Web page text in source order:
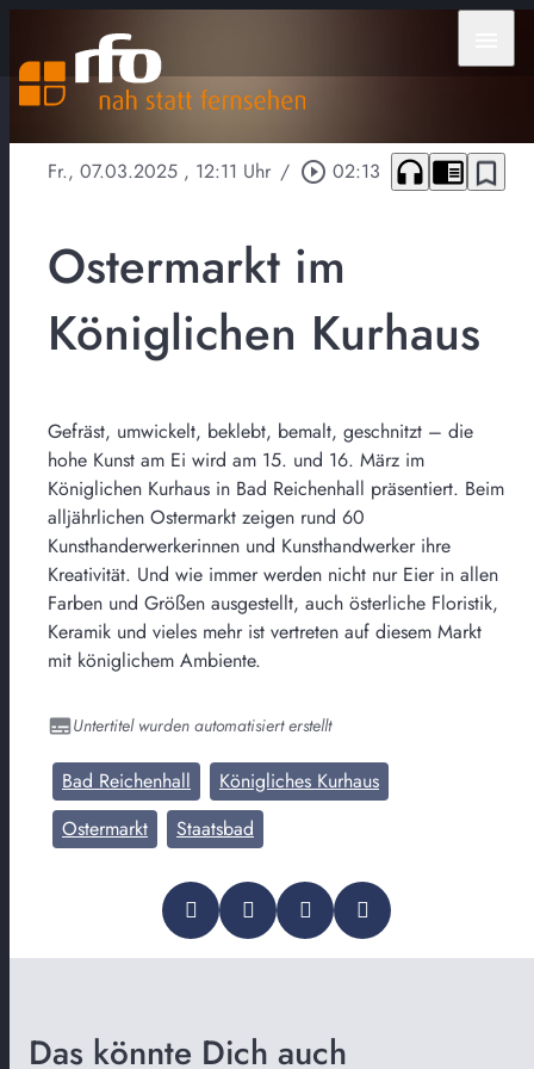
Fr., 07.03.2025 , 12:11 Uhr / play_circle_outline 02:13 headphones chrome_reader_mode bookmark_border
Ostermarkt im
Königlichen Kurhaus
Gefräst, umwickelt, beklebt, bemalt, geschnitzt – die
hohe Kunst am Ei wird am 15. und 16. März im
Königlichen Kurhaus in Bad Reichenhall präsentiert. Beim
alljährlichen Ostermarkt zeigen rund 60
Kunsthanderwerkerinnen und Kunsthandwerker ihre
Kreativität. Und wie immer werden nicht nur Eier in allen
Farben und Größen ausgestellt, auch österliche Floristik,
Keramik und vieles mehr ist vertreten auf diesem Markt
mit königlichem Ambiente.
Untertitel wurden automatisiert erstellt
Bad Reichenhall
Königliches Kurhaus
Ostermarkt
Staatsbad
Das könnte Dich auch